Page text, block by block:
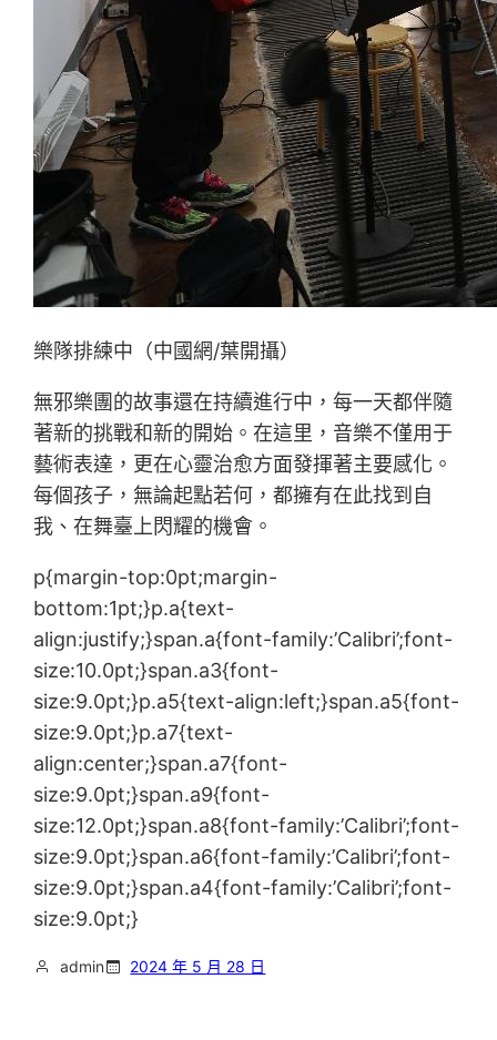
樂隊排練中（中國網/葉開攝）
無邪樂團的故事還在持續進行中，每一天都伴隨
著新的挑戰和新的開始。在這里，音樂不僅用于
藝術表達，更在心靈治愈方面發揮著主要感化。
每個孩子，無論起點若何，都擁有在此找到自
我、在舞臺上閃耀的機會。
p{margin-top:0pt;margin-
bottom:1pt;}p.a{text-
align:justify;}span.a{font-family:’Calibri’;font-
size:10.0pt;}span.a3{font-
size:9.0pt;}p.a5{text-align:left;}span.a5{font-
size:9.0pt;}p.a7{text-
align:center;}span.a7{font-
size:9.0pt;}span.a9{font-
size:12.0pt;}span.a8{font-family:’Calibri’;font-
size:9.0pt;}span.a6{font-family:’Calibri’;font-
size:9.0pt;}span.a4{font-family:’Calibri’;font-
size:9.0pt;}
admin 2024 年 5 月 28 日